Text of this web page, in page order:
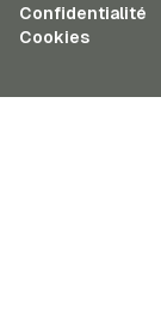
Confidentialité
Cookies